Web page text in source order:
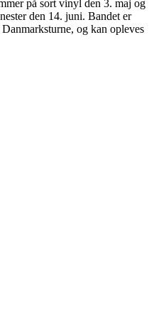
på sort vinyl den 3. maj og
den 14. juni. Bandet er
og kan opleves